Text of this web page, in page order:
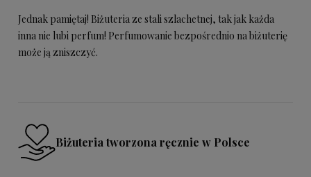
Jednak pamiętaj! Biżuteria ze stali szlachetnej, tak jak każda
inna nie lubi perfum! Perfumowanie bezpośrednio na biżuterię
może ją zniszczyć.
Biżuteria tworzona ręcznie w Polsce